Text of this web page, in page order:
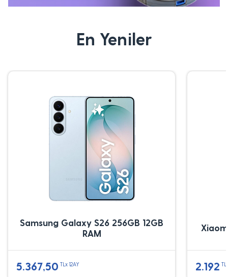
En Yeniler
Samsung Galaxy S26 256GB 12GB
RAM
5.367,50 TLx 12AY 2.192